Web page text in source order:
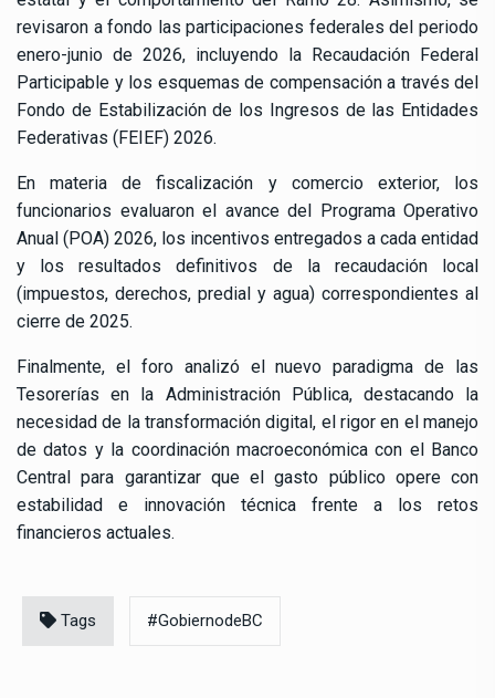
revisaron a fondo las participaciones federales del periodo
enero-junio de 2026, incluyendo la Recaudación Federal
Participable y los esquemas de compensación a través del
Fondo de Estabilización de los Ingresos de las Entidades
Federativas (FEIEF) 2026.
En materia de fiscalización y comercio exterior, los
funcionarios evaluaron el avance del Programa Operativo
Anual (POA) 2026, los incentivos entregados a cada entidad
y los resultados definitivos de la recaudación local
(impuestos, derechos, predial y agua) correspondientes al
cierre de 2025.
Finalmente, el foro analizó el nuevo paradigma de las
Tesorerías en la Administración Pública, destacando la
necesidad de la transformación digital, el rigor en el manejo
de datos y la coordinación macroeconómica con el Banco
Central para garantizar que el gasto público opere con
estabilidad e innovación técnica frente a los retos
financieros actuales.
Tags #GobiernodeBC